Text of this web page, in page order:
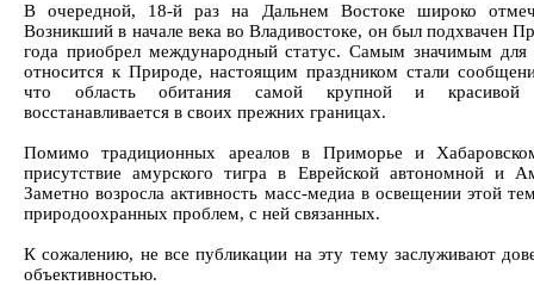
В очередной, 18-й раз на Дальнем Востоке широко
Возникший в начале века во Владивостоке, он был подхвачен
года приобрел международный статус. Самым значимым для
относится к Природе, настоящим праздником стали
что область обитания самой крупной и красивой
восстанавливается в своих прежних границах.
Помимо традиционных ареалов в Приморье и
присутствие амурского тигра в Еврейской автономной и
Заметно возросла активность масс-медиа в освещении этой
природоохранных проблем, с ней связанных.
К сожалению, не все публикации на эту тему заслуживают
объективностью.